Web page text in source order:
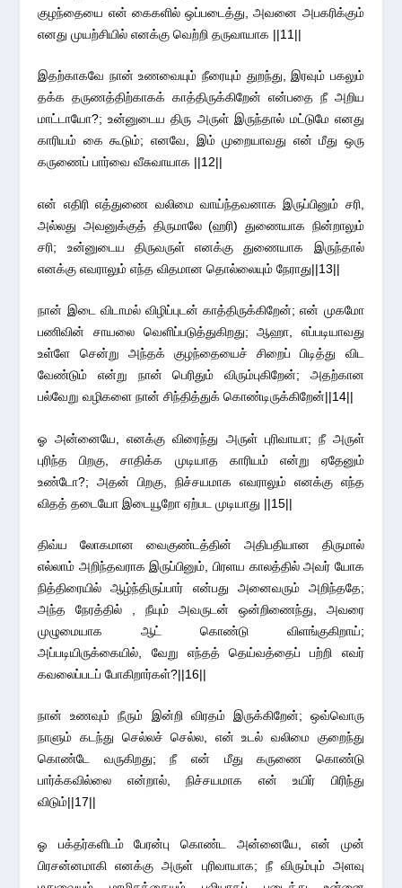
குழந்தையை என் கைகளில் ஒப்படைத்து, அவனை அபகரிக்கும்
எனது முயற்சியில் எனக்கு வெற்றி தருவாயாக ||11||
இதற்காகவே நான் உணவையும் நீரையும் துறந்து, இரவும் பகலும்
தக்க தருணத்திற்காகக் காத்திருக்கிறேன் என்பதை நீ அறிய
மாட்டாயோ?; உன்னுடைய திரு அருள் இருந்தால் மட்டுமே எனது
காரியம் கை கூடும்; எனவே, இம் முறையாவது என் மீது ஒரு
கருணைப் பார்வை வீசுவாயாக ||12||
என் எதிரி எத்துணை வலிமை வாய்ந்தவனாக இருப்பினும் சரி,
அல்லது அவனுக்குத் திருமாலே (ஹரி) துணையாக நின்றாலும்
சரி; உன்னுடைய திருவருள் எனக்கு துணையாக இருந்தால்
எனக்கு எவராலும் எந்த விதமான தொல்லையும் நேராது||13||
நான் இடை விடாமல் விழிப்புடன் காத்திருக்கிறேன்; என் முகமோ
பணிவின் சாயலை வெளிப்படுத்துகிறது; ஆஹா, எப்படியாவது
உள்ளே சென்று அந்தக் குழந்தையைச் சிறைப் பிடித்து விட
வேண்டும் என்று நான் பெரிதும் விரும்புகிறேன்; அதற்கான
பல்வேறு வழிகளை நான் சிந்தித்துக் கொண்டிருக்கிறேன்||14||
ஓ அன்னையே, எனக்கு விரைந்து அருள் புரிவாயா; நீ அருள்
புரிந்த பிறகு, சாதிக்க முடியாத காரியம் என்று ஏதேனும்
உண்டோ?; அதன் பிறகு, நிச்சயமாக எவராலும் எனக்கு எந்த
விதத் தடையோ இடையூறோ ஏற்பட முடியாது ||15||
திவ்ய லோகமான வைகுண்டத்தின் அதிபதியான திருமால்
எல்லாம் அறிந்தவராக இருப்பினும், பிரளய காலத்தில் அவர் யோக
நித்திரையில் ஆழ்ந்திருப்பார் என்பது அனைவரும் அறிந்ததே;
அந்த நேரத்தில் , நீயும் அவருடன் ஒன்றிணைந்து, அவரை
முழுமையாக ஆட் கொண்டு விளங்குகிறாய்;
அப்படியிருக்கையில், வேறு எந்தத் தெய்வத்தைப் பற்றி எவர்
கவலைப்படப் போகிறார்கள்?||16||
நான் உணவும் நீரும் இன்றி விரதம் இருக்கிறேன்; ஒவ்வொரு
நாளும் கடந்து செல்லச் செல்ல, என் உடல் வலிமை குறைந்து
கொண்டே வருகிறது; நீ என் மீது கருணை கொண்டு
பார்க்கவில்லை என்றால், நிச்சயமாக என் உயிர் பிரிந்து
விடும்||17||
ஓ பக்தர்களிடம் பேரன்பு கொண்ட அன்னையே, என் முன்
பிரசன்னமாகி எனக்கு அருள் புரிவாயாக; நீ விரும்பும் அளவு